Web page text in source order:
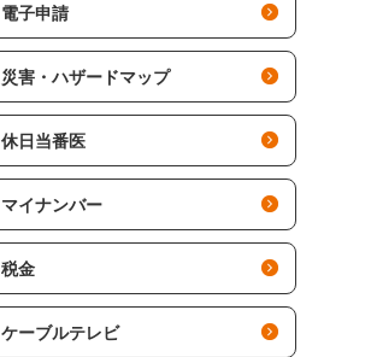
電子申請
災害・ハザードマップ
休日当番医
マイナンバー
税金
ケーブルテレビ